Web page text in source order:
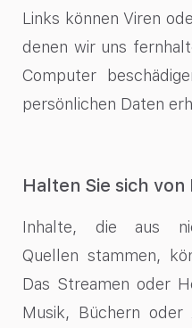
Links können Viren
denen wir uns
Computer
persönlichen Daten
Halten Sie sich
Inhalte, die aus
Quellen stammen,
Das Streamen oder
Musik, Büchern oder